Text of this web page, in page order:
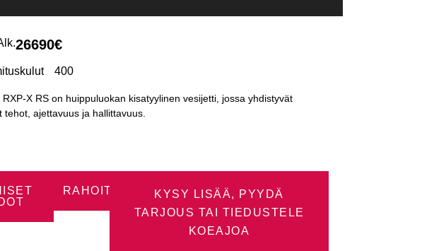
26690€
400
RXP-X RS on huippuluokan kisatyylinen vesijetti, jossa yhdistyvät
tehot, ajettavuus ja hallittavuus.
RAHOITUS
KYSY LISÄÄ, PYYDÄ
TARJOUS TAI TIEDUSTELE
KOEAJOA